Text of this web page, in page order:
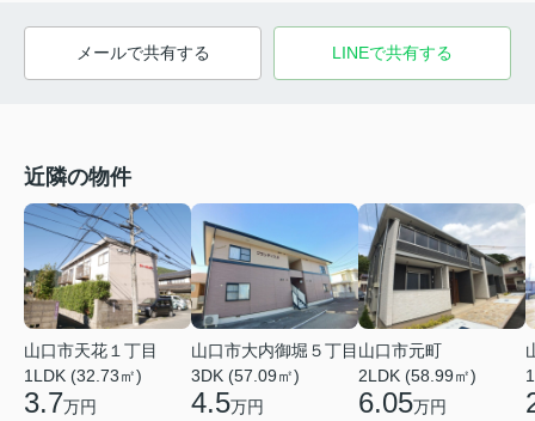
メールで共有する LINEで共有する
近隣の物件
山口市天花１丁目
1LDK (32.73㎡)
3.7万円
山口市大内御堀５丁目
3DK (57.09㎡)
4.5万円
山口市元町
2LDK (58.99㎡)
6.05万円